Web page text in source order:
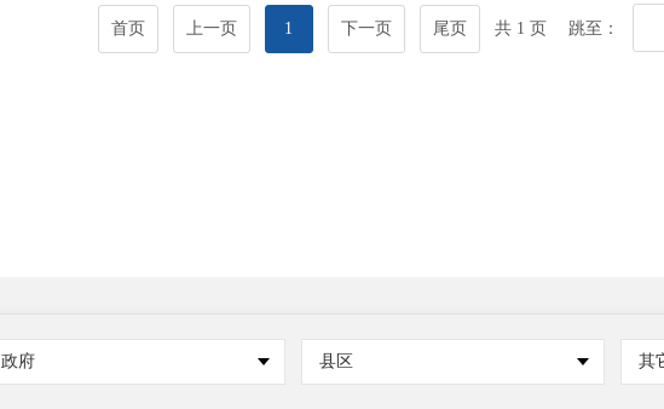
首页 上一页 1 下一页 尾页 共 1 页 跳至：
政府 县区 其